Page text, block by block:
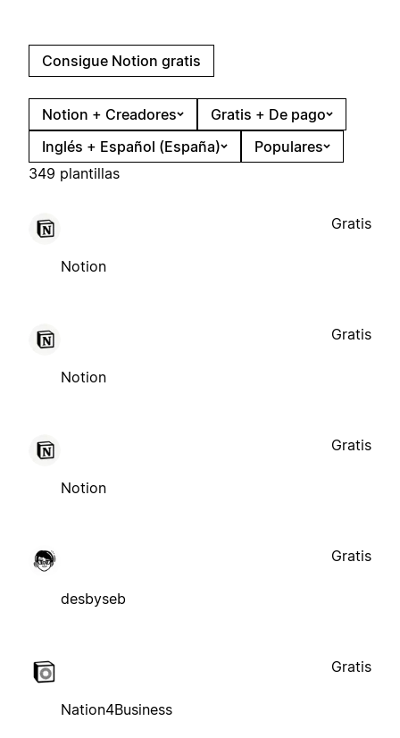
Consigue Notion gratis
Notion + Creadores
Gratis + De pago
Inglés + Español (España)
Populares
349 plantillas
Notion
Gratis
Notion
Gratis
Notion
Gratis
desbyseb
Gratis
Nation4Business
Gratis